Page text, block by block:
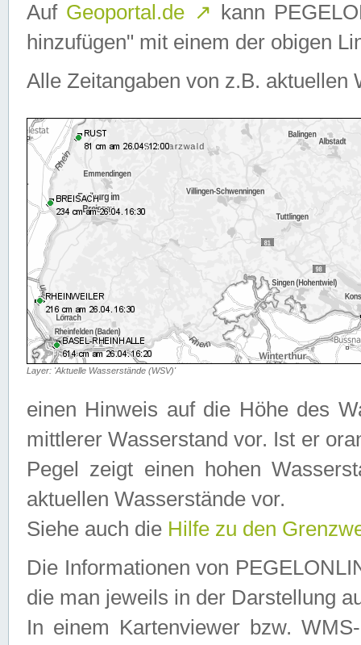
Auf Geoportal.de ↗ kann
hinzufügen" mit einem der obigen
Alle Zeitangaben von z.B. aktuellen
Layer: 'Aktuelle Wasserstände (WSV)'
einen Hinweis auf die Höhe des
mittlerer Wasserstand vor. Ist er
Pegel zeigt einen hohen
aktuellen Wasserstände vor.
Siehe auch die Hilfe zu den
Die Informationen von
die man jeweils in der Darstellung
In einem Kartenviewer bzw.